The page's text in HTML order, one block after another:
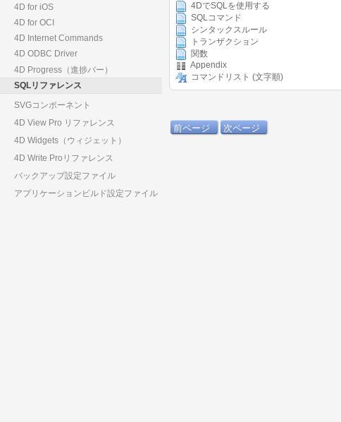
4D for iOS
4D for OCI
4D Internet Commands
4D ODBC Driver
4D Progress（進捗バー）
SQLリファレンス
SVGコンポーネント
4D View Pro リファレンス
4D Widgets（ウィジェット）
4D Write Proリファレンス
バックアップ設定ファイル
アプリケーションビルド設定ファイル
4DでSQLを使用する
SQLコマンド
シンタックスルール
トランザクション
関数
Appendix
コマンドリスト (文字順)
前ページ 次ページ